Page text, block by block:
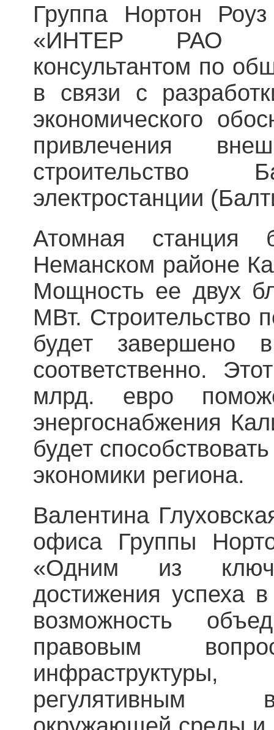
Группа Нортон
«ИНТЕР РАО
консультантом по
в связи с
экономического
привлечения
строительство
электростанции
Атомная станция
Неманском районе
Мощность ее двух
МВт. Строительство
будет
соответственно.
млрд. евро
энергоснабжения
будет
экономики региона.
Валентина
офиса Группы
«Одним из
достижения успеха
возможность
правовым
регулятивным